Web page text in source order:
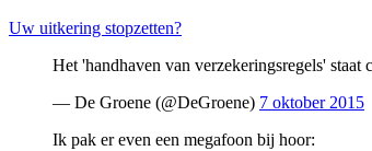
Uw uitkering stopzetten?
Het 'handhaven van verzekeringsregels'
— De Groene (@DeGroene) 7 oktober 2015
Ik pak er even een megafoon bij hoor: